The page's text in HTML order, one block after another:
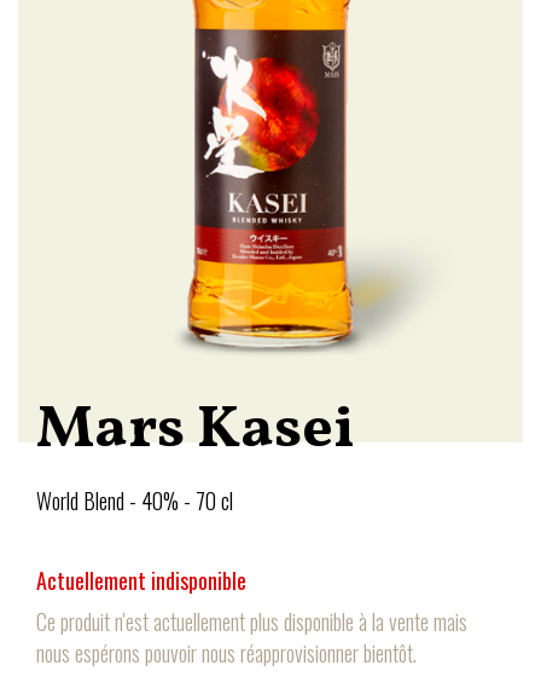
Mars Kasei
World Blend - 40% - 70 cl
Actuellement indisponible
Ce produit n'est actuellement plus disponible à la vente mais
nous espérons pouvoir nous réapprovisionner bientôt.